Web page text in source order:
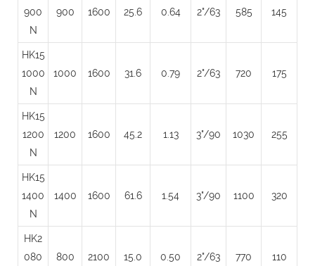
900
N
900 1600 25.6 0.64 2"/63 585 145
HK15
1000
N
1000 1600 31.6 0.79 2"/63 720 175
HK15
1200
N
1200 1600 45.2 1.13 3"/90 1030 255
HK15
1400
N
1400 1600 61.6 1.54 3"/90 1100 320
HK2
080
800 2100 15.0 0.50 2"/63 770 110